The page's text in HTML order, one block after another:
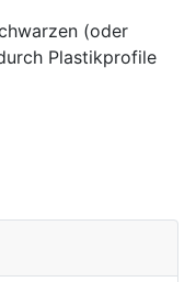
(oder
Plastikprofile